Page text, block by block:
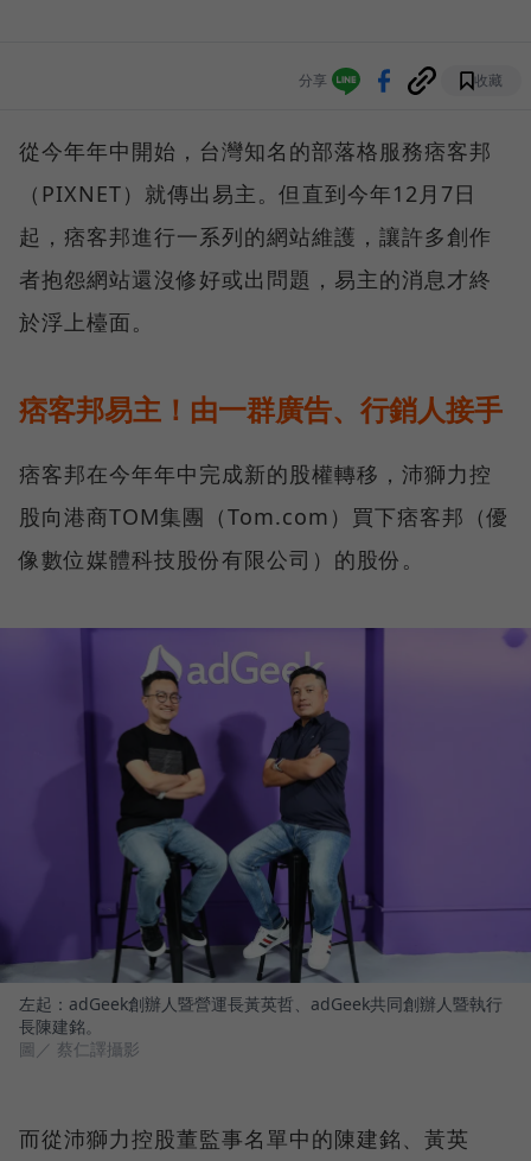
分享 收藏
從今年年中開始，台灣知名的部落格服務痞客邦
（PIXNET）就傳出易主。但直到今年12月7日
起，痞客邦進行一系列的網站維護，讓許多創作
者抱怨網站還沒修好或出問題，易主的消息才終
於浮上檯面。
痞客邦易主！由一群廣告、行銷人接手
痞客邦在今年年中完成新的股權轉移，沛獅力控
股向港商TOM集團（Tom.com）買下痞客邦（優
像數位媒體科技股份有限公司）的股份。
左起：adGeek創辦人暨營運長黃英哲、adGeek共同創辦人暨執行
長陳建銘。
圖／ 蔡仁譯攝影
而從沛獅力控股董監事名單中的陳建銘、黃英